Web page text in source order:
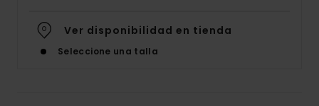
Ver disponibilidad en tienda
Seleccione una talla